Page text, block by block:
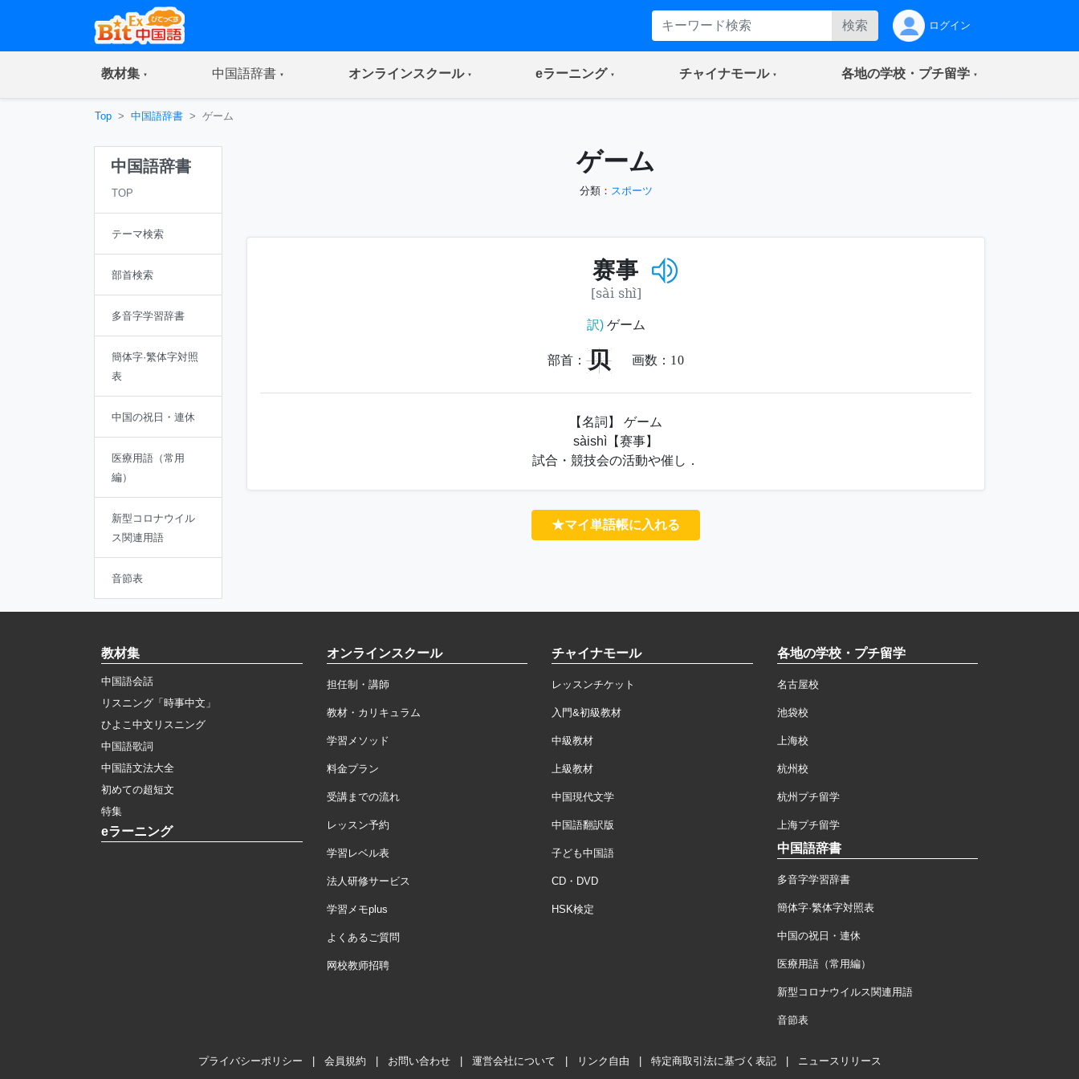
検索 ログイン
教材集(current) 中国語辞書(current) オンラインスクール(current) eラーニング(current) チャイナモール(current) 各地の学校・プチ留学(current)
Top 中国語辞書 ゲーム
中国語辞書
TOP
テーマ検索
部首検索
多音字学習辞書
簡体字·繁体字対照
表
中国の祝日・連休
医療用語（常用
編）
新型コロナウイル
ス関連用語
音節表
ゲーム
分類： スポーツ
赛事
[sài shì]
訳)ゲーム
部首： 贝 画数： 10
【名詞】 ゲーム
sàishì【赛事】
試合・競技会の活動や催し．
★マイ単語帳に入れる
教材集
中国語会話
リスニング「時事中文」
ひよこ中文リスニング
中国語歌詞
中国語文法大全
初めての超短文
特集
eラーニング
オンラインスクール
担任制・講師
教材・カリキュラム
学習メソッド
料金プラン
受講までの流れ
レッスン予約
学習レベル表
法人研修サービス
学習メモplus
よくあるご質問
网校教师招聘
チャイナモール
レッスンチケット
入門&初級教材
中級教材
上級教材
中国現代文学
中国語翻訳版
子ども中国語
CD・DVD
HSK検定
各地の学校・プチ留学
名古屋校
池袋校
上海校
杭州校
杭州プチ留学
上海プチ留学
中国語辞書
多音字学習辞書
簡体字·繁体字対照表
中国の祝日・連休
医療用語（常用編）
新型コロナウイルス関連用語
音節表
プライバシーポリシー 会員規約 お問い合わせ 運営会社について リンク自由 特定商取引法に基づく表記 ニュースリリース